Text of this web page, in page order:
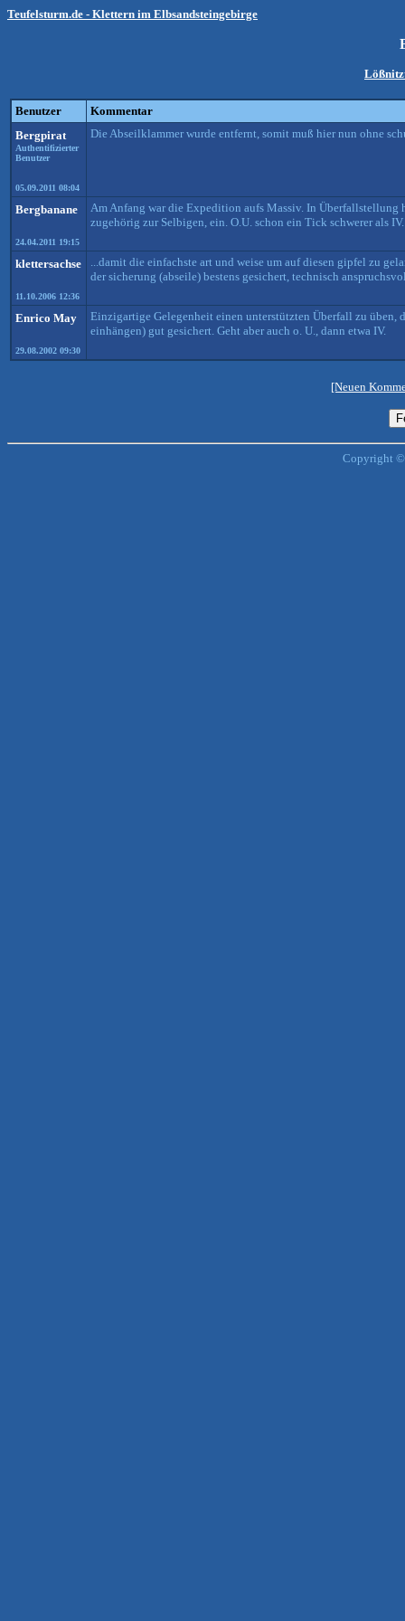
Teufelsturm.de - Klettern im Elbsandsteingebirge
Benutzer
Kommentar
Bergpirat
Authentifizierter
Benutzer
05.09.2011 08:04
Die Abseilklammer wurde entfernt, somit muß hier nun ohne
Bergbanane
24.04.2011 19:15
Am Anfang war die Expedition aufs Massiv. In Überfallstellung
zugehörig zur Selbigen, ein. O.U. schon ein Tick schwerer als
klettersachse
11.10.2006 12:36
...damit die einfachste art und weise um auf diesen gipfel zu
der sicherung (abseile) bestens gesichert, technisch
Enrico May
29.08.2002 09:30
Einzigartige Gelegenheit einen unterstützten Überfall zu üben,
einhängen) gut gesichert. Geht aber auch o. U., dann etwa IV.
[Neuen
Copyright ©